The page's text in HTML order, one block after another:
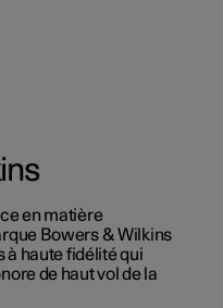
en matière
Bowers & Wilkins
à haute fidélité qui
de haut vol de la